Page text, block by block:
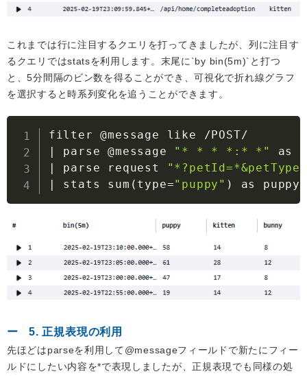
これまでは行に注目するクエリを打ってきましたが、列に注目す
るクエリではstatsを利用します。末尾に`by bin(5m)`と打つ
と、5分間隔のビン数を得ることができ、可視化で折れ線グラフ
を選択すると時系列変化を追うことができます。
|
parse @message "* * * *:* *"
|
parse request
|
stats sum ( type="puppy" ) as
5. 正規表現の利用
先ほどはparseを利用して@messageフィールドで新たにフィー
ルドにしたい内容を*で表現しましたが、正規表現でも同様の処